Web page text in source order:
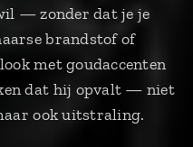
— zonder dat je je
brandstof of
met goudaccenten
dat hij opvalt — niet
ook uitstraling.